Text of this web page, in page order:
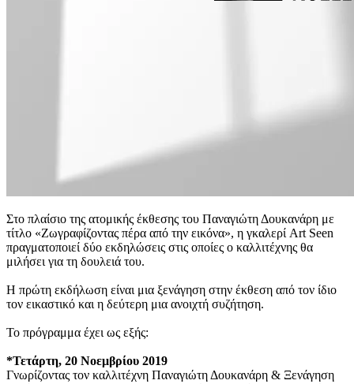
Στο πλαίσιο της ατομικής έκθεσης του Παναγιώτη Δουκανάρη με
τίτλο «Ζωγραφίζοντας πέρα από την εικόνα», η γκαλερί Art Seen
πραγματοποιεί δύο εκδηλώσεις στις οποίες ο καλλιτέχνης θα
μιλήσει για τη δουλειά του.
Η πρώτη εκδήλωση είναι μια ξενάγηση στην έκθεση από τον ίδιο
τον εικαστικό και η δεύτερη μια ανοιχτή συζήτηση.
Το πρόγραμμα έχει ως εξής:
*Τετάρτη, 20 Νοεμβρίου 2019
Γνωρίζοντας τον καλλιτέχνη Παναγιώτη Δουκανάρη & Ξενάγηση